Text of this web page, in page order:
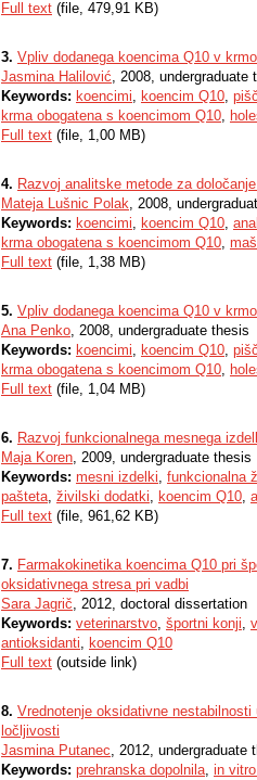
Full text (file, 479,91 KB)
3. Vpliv dodanega koencima Q10 v
Jasmina Halilović, 2008, undergraduate
Keywords: koencimi, koencim Q10,
krma obogatena s koencimom Q10,
Full text (file, 1,00 MB)
4. Razvoj analitske metode za
Mateja Lušnic Polak, 2008,
Keywords: koencimi, koencim Q10,
krma obogatena s koencimom Q10,
Full text (file, 1,38 MB)
5. Vpliv dodanega koencima Q10 v
Ana Penko, 2008, undergraduate thesis
Keywords: koencimi, koencim Q10,
krma obogatena s koencimom Q10,
Full text (file, 1,04 MB)
6. Razvoj funkcionalnega mesnega
Maja Koren, 2009, undergraduate thesis
Keywords: mesni izdelki, funkcionalna
pašteta, živilski dodatki, koencim Q10,
Full text (file, 961,62 KB)
7. Farmakokinetika koencima Q10 pri
oksidativnega stresa pri vadbi
Sara Jagrič, 2012, doctoral dissertation
Keywords: veterinarstvo, športni konji,
antioksidanti, koencim Q10
Full text (outside link)
8. Vrednotenje oksidativne
ločljivosti
Jasmina Putanec, 2012, undergraduate
Keywords: prehranska dopolnila, in